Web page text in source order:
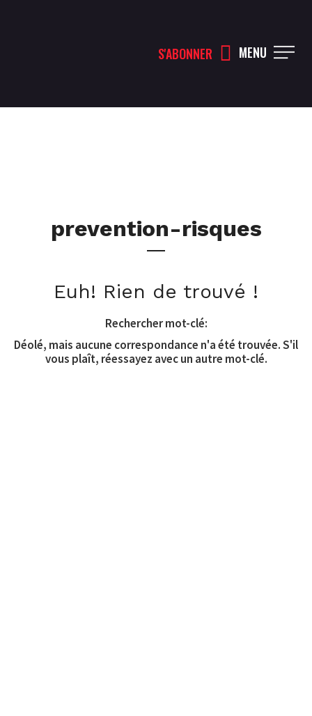
S'ABONNER MENU
prevention-risques
Euh! Rien de trouvé !
Rechercher mot-clé:
Déolé, mais aucune correspondance n'a été trouvée. S'il
vous plaît, réessayez avec un autre mot-clé.